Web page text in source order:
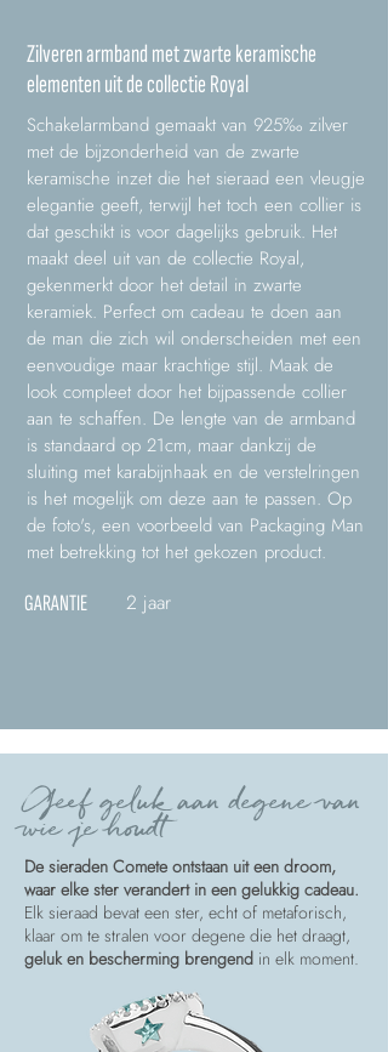
Zilveren armband met zwarte keramische
elementen uit de collectie Royal
Schakelarmband gemaakt van 925‰ zilver
met de bijzonderheid van de zwarte
keramische inzet die het sieraad een vleugje
elegantie geeft, terwijl het toch een collier is
dat geschikt is voor dagelijks gebruik. Het
maakt deel uit van de collectie Royal,
gekenmerkt door het detail in zwarte
keramiek. Perfect om cadeau te doen aan
de man die zich wil onderscheiden met een
eenvoudige maar krachtige stijl. Maak de
look compleet door het bijpassende collier
aan te schaffen. De lengte van de armband
is standaard op 21cm, maar dankzij de
sluiting met karabijnhaak en de verstelringen
is het mogelijk om deze aan te passen. Op
de foto's, een voorbeeld van Packaging Man
met betrekking tot het gekozen product.
GARANTIE 2 jaar
Geef geluk aan degene van
wie je houdt
De sieraden Comete ontstaan uit een droom,
waar elke ster verandert in een gelukkig cadeau.
Elk sieraad bevat een ster, echt of metaforisch,
klaar om te stralen voor degene die het draagt,
geluk en bescherming brengend in elk moment.